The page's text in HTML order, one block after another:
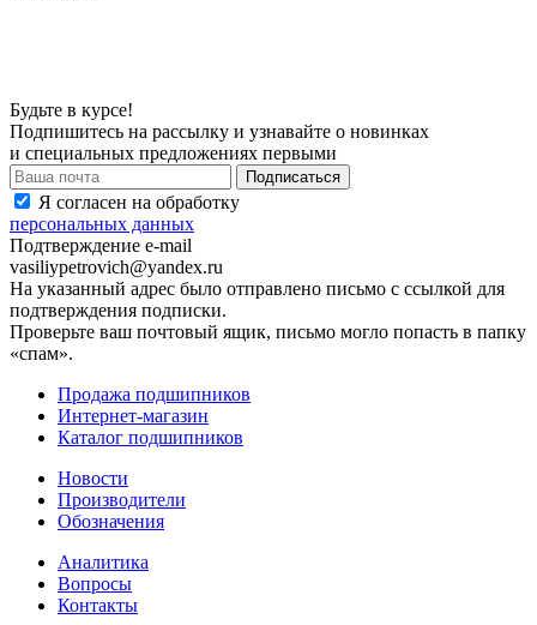
Будьте в курсе!
Подпишитесь на рассылку и узнавайте о новинках
и специальных предложениях первыми
Я согласен на обработку
персональных данных
Подтверждение e-mail
vasiliypetrovich@yandex.ru
На указанный адрес было отправлено письмо с ссылкой для
подтверждения подписки.
Проверьте ваш почтовый ящик, письмо могло попасть в папку
«спам».
Продажа подшипников
Интернет-магазин
Каталог подшипников
Новости
Производители
Обозначения
Аналитика
Вопросы
Контакты